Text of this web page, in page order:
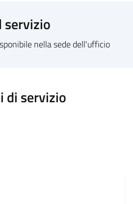
servizio
nella sede dell'ufficio
di servizio